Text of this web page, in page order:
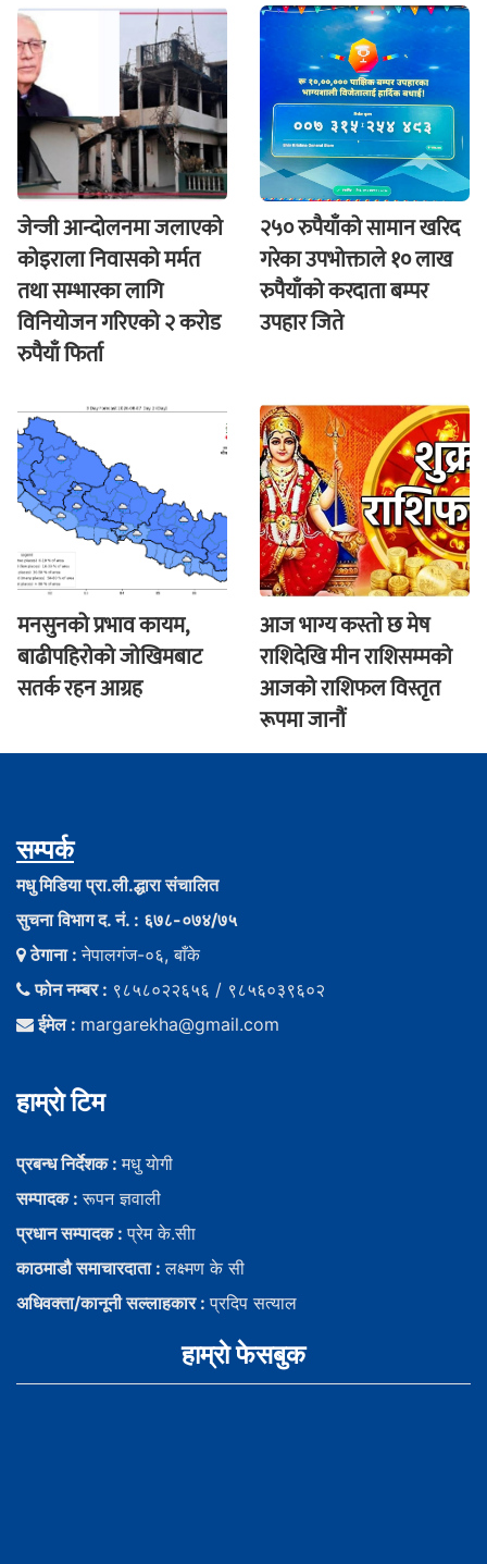
जेन्जी आन्दोलनमा जलाएकाे
कोइराला निवासको मर्मत
तथा सम्भारका लागि
विनियोजन गरिएको २ करोड
रुपैयाँ फिर्ता
२५० रुपैयाँको सामान खरिद
गरेका उपभोक्ताले १० लाख
रुपैयाँको करदाता बम्पर
उपहार जिते
मनसुनको प्रभाव कायम,
बाढीपहिरोको जोखिमबाट
सतर्क रहन आग्रह
आज भाग्य कस्ताे छ मेष
राशिदेखि मीन राशिसम्मको
आजको राशिफल विस्तृत
रूपमा जानौं
सम्पर्क
मधु मिडिया प्रा.ली.द्धारा संचालित
सुचना विभाग द. नं. : ६७८-०७४/७५
ठेगाना :नेपालगंज-०६, बाँके
फोन नम्बर : ९८५८०२२६५६ / ९८५६०३९६०२
ईमेल : margarekha@gmail.com
हाम्राे टिम
प्रबन्ध निर्देशक :मधु याेगी
सम्पादक :रूपन ज्ञवाली
प्रधान सम्पादक :प्रेम के.सीा
काठमाडौ समाचारदाता :लक्ष्मण के सी
अधिवक्ता/कानूनी सल्लाहकार :प्रदिप सत्याल
हाम्राे फेसबुक